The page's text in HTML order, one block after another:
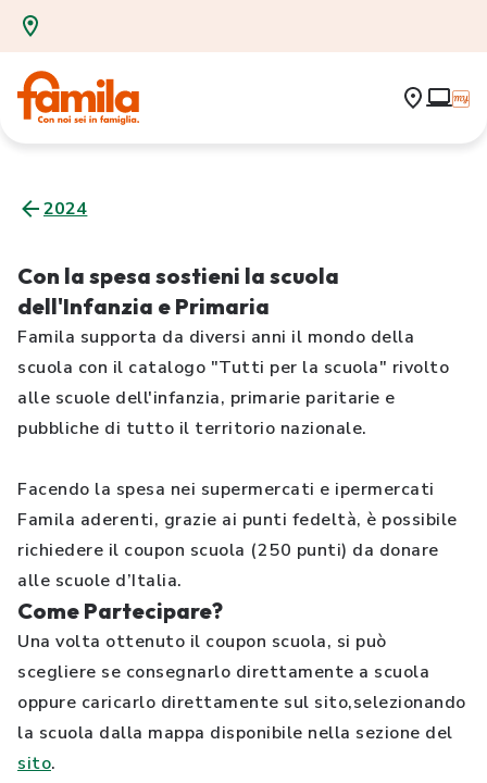
2024
Con la spesa sostieni la scuola
dell'Infanzia e Primaria
Famila supporta da diversi anni il mondo della
scuola con il catalogo "Tutti per la scuola" rivolto
alle scuole dell'infanzia, primarie paritarie e
pubbliche di tutto il territorio nazionale.
Facendo la spesa nei supermercati e ipermercati
Famila aderenti, grazie ai punti fedeltà, è possibile
richiedere il coupon scuola (250 punti) da donare
alle scuole d’Italia.
Come Partecipare?
Una volta ottenuto il coupon scuola, si può
scegliere se consegnarlo direttamente a scuola
oppure caricarlo direttamente sul sito,selezionando
la scuola dalla mappa disponibile nella sezione del
sito.